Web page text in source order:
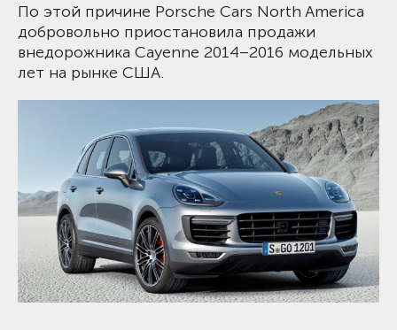
По этой причине Porsche Cars North America
добровольно приостановила продажи
внедорожника Cayenne 2014–2016 модельных
лет на рынке США.